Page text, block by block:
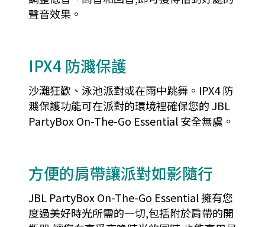
聲音效果。
IPX4 防濺保護
沙灘狂歡、泳池派對或在雨中跳舞。IPX4 防
濺保護功能可在派對的環境裡確保您的 JBL
PartyBox On-The-Go Essential 安全無虞。
方便的肩帶讓派對如影隨行
JBL PartyBox On-The-Go Essential 擁有您
度過美好時光所需的一切,包括附於肩帶的開